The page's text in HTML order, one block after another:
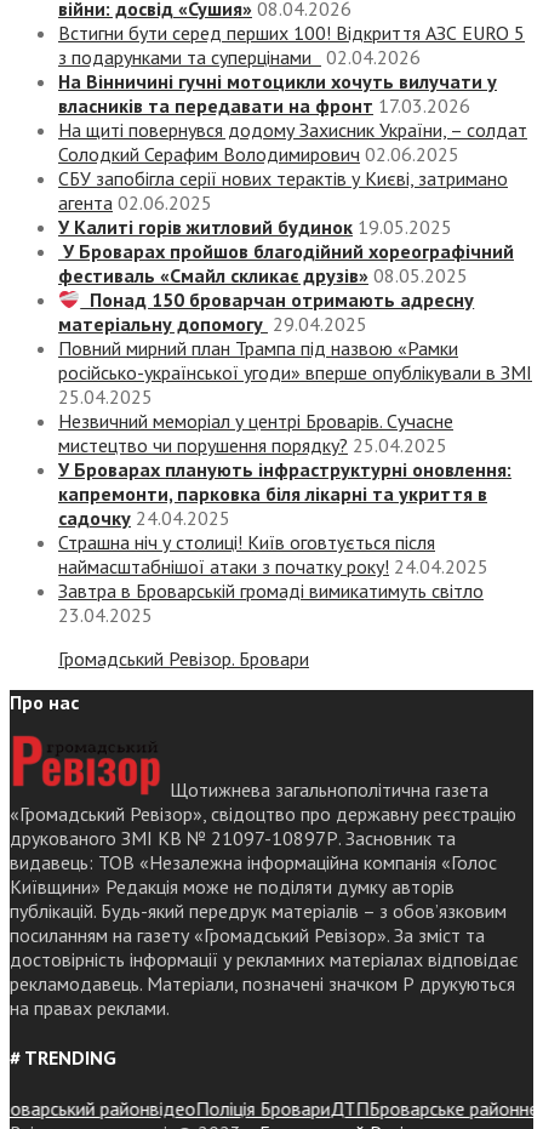
війни: досвід «Сушия» 08.04.2026
Встигни бути серед перших 100! Відкриття АЗС EURO 5
з подарунками та суперцінами
02.04.2026
На Вінничині гучні мотоцикли хочуть вилучати у
власників та передавати на фронт 17.03.2026
На щиті повернувся додому Захисник України, – солдат
Солодкий Серафим Володимирович 02.06.2025
СБУ запобігла серії нових терактів у Києві, затримано
агента 02.06.2025
У Калиті горів житловий будинок 19.05.2025
У Броварах пройшов благодійний хореографічний
фестиваль «Смайл скликає друзів» 08.05.2025
Понад 150 броварчан отримають адресну
матеріальну допомогу 29.04.2025
Повний мирний план Трампа під назвою «‎Рамки
російсько-української угоди» вперше опублікували в ЗМІ
25.04.2025
Незвичний меморіал у центрі Броварів. Сучасне
мистецтво чи порушення порядку? 25.04.2025
У Броварах планують інфраструктурні оновлення:
капремонти, парковка біля лікарні та укриття в
садочку 24.04.2025
Страшна ніч у столиці! Київ оговтується після
наймасштабнішої атаки з початку року! 24.04.2025
Завтра в Броварській громаді вимикатимуть світло
23.04.2025
Громадський Ревізор. Бровари
Про нас
Щотижнева загальнополітична газета
«Громадський Ревізор», свідоцтво про державну реєстрацію
друкованого ЗМІ КВ № 21097-10897Р. Засновник та
видавець: ТОВ «Незалежна інформаційна компанія «Голос
Київщини» Редакція може не поділяти думку авторів
публікацій. Будь-який передрук матеріалів – з обов’язковим
посиланням на газету «Громадський Ревізор». За зміст та
достовірність інформації у рекламних матеріалах відповідає
рекламодавець. Матеріали, позначені значком Р друкуються
на правах реклами.
# TRENDING
районвідеоПоліція БровариДТПБроварське районне